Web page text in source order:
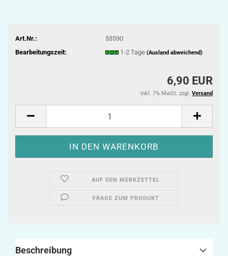
Art.Nr.:
53590
Bearbeitungszeit:
1-2 Tage (Ausland abweichend)
6,90 EUR
inkl. 7% MwSt. zzgl. Versand
AUF DEN MERKZETTEL
FRAGE ZUM PRODUKT
Beschreibung